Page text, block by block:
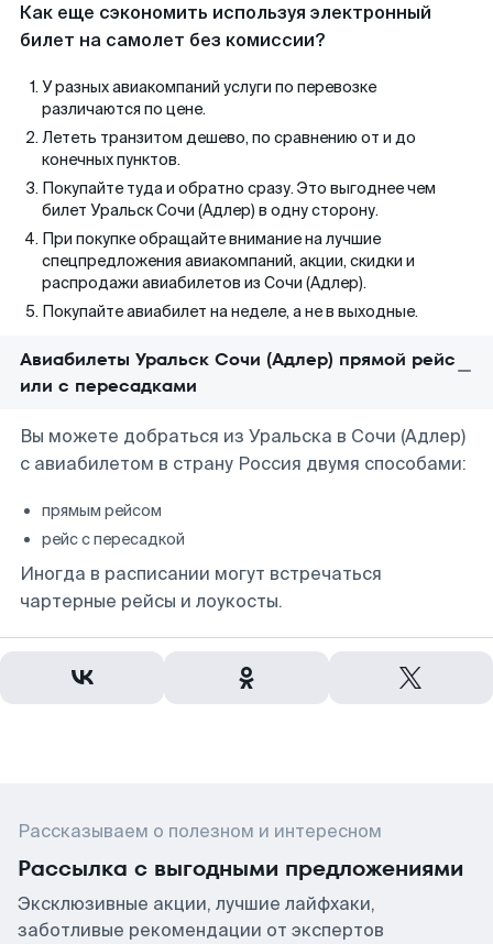
Как еще сэкономить используя электронный
билет на самолет без комиссии?
У разных авиакомпаний услуги по перевозке
различаются по цене.
Лететь транзитом дешево, по сравнению от и до
конечных пунктов.
Покупайте туда и обратно сразу. Это выгоднее чем
билет Уральск Сочи (Адлер) в одну сторону.
При покупке обращайте внимание на лучшие
спецпредложения авиакомпаний, акции, скидки и
распродажи авиабилетов из Сочи (Адлер).
Покупайте авиабилет на неделе, а не в выходные.
Авиабилеты Уральск Сочи (Адлер) прямой рейс
или с пересадками
Вы можете добраться из Уральска в Сочи (Адлер)
с авиабилетом в страну Россия двумя способами:
прямым рейсом
рейс с пересадкой
Иногда в расписании могут встречаться
чартерные рейсы и лоукосты.
Рассказываем о полезном и интересном
Рассылка с выгодными предложениями
Эксклюзивные акции, лучшие лайфхаки,
заботливые рекомендации от экспертов